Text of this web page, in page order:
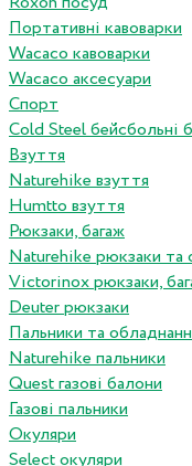
Портативні кавоварки
Wacaco кавоварки
Wacaco аксесуари
Спорт
Cold Steel бейсбольні
Взуття
Naturehike взуття
Humtto взуття
Рюкзаки, багаж
Naturehike рюкзаки та
Victorinox рюкзаки,
Deuter рюкзаки
Пальники та
Naturehike пальники
Quest газові балони
Газові пальники
Окуляри
Select окуляри